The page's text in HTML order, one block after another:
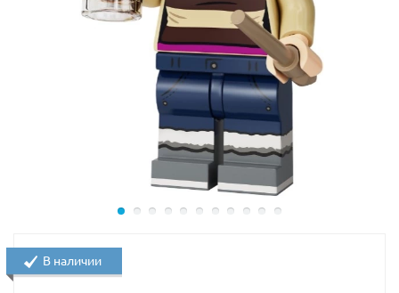
В наличии